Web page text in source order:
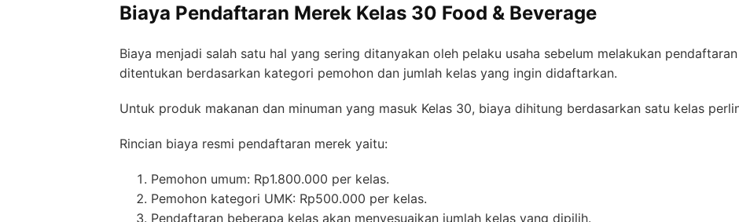
Biaya Pendaftaran Merek Kelas 30 Food & Beverage
Biaya menjadi salah satu hal yang sering ditanyakan oleh pelaku usaha sebelum melakukan
ditentukan berdasarkan kategori pemohon dan jumlah kelas yang ingin didaftarkan.
Untuk produk makanan dan minuman yang masuk Kelas 30, biaya dihitung berdasarkan satu kelas
Rincian biaya resmi pendaftaran merek yaitu:
Pemohon umum: Rp1.800.000 per kelas.
Pemohon kategori UMK: Rp500.000 per kelas.
Pendaftaran beberapa kelas akan menyesuaikan jumlah kelas yang dipilih.